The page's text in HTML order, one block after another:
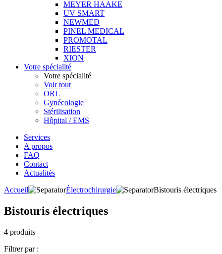
MEYER HAAKE
UV SMART
NEWMED
PINEL MEDICAL
PROMOTAL
RIESTER
XION
Votre spécialité
Votre spécialité
Voir tout
ORL
Gynécologie
Stérilisation
Hôpital / EMS
Services
A propos
FAQ
Contact
Actualités
Accueil
Électrochirurgie Bistouris électriques
Bistouris électriques
4 produits
Filtrer par :